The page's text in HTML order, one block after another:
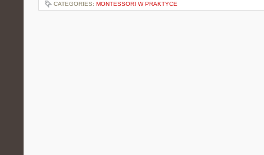
CATEGORIES: MONTESSORI W PRAKTYCE